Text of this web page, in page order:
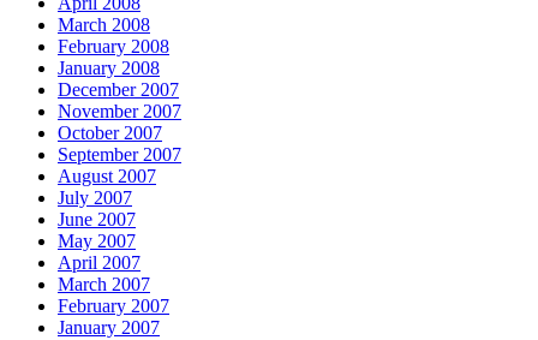
March 2008
February 2008
January 2008
December 2007
November 2007
October 2007
September 2007
August 2007
July 2007
June 2007
May 2007
April 2007
March 2007
February 2007
January 2007